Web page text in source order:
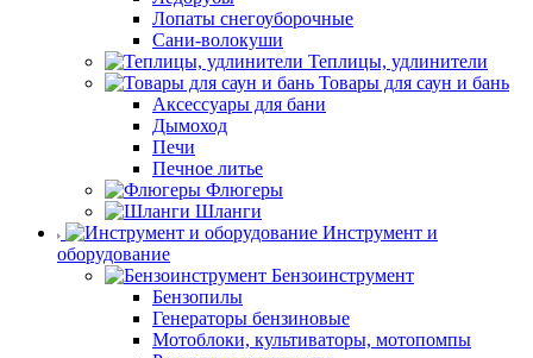
Лопаты снегоуборочные
Сани-волокуши
Теплицы, удлинители
Товары для саун и бань
Аксессуары для бани
Дымоход
Печи
Печное литье
Флюгеры
Шланги
Инструмент и
оборудование
Бензоинструмент
Бензопилы
Генераторы бензиновые
Мотоблоки, культиваторы, мотопомпы